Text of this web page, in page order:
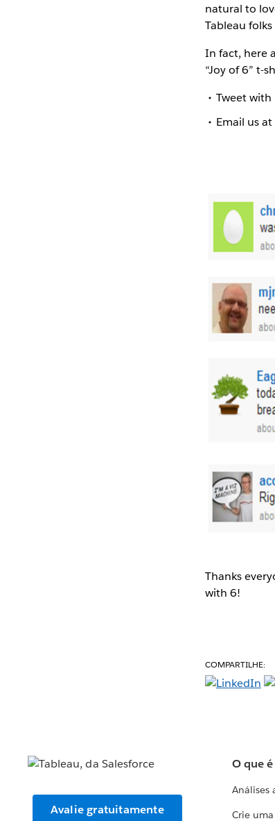
natural to
Tableau
In fact, here
“Joy of 6” t-
Tweet
Email us at
Thanks
with 6!
COMPARTILHE:
Avalie gratuitamente
O que
Análises
Crie